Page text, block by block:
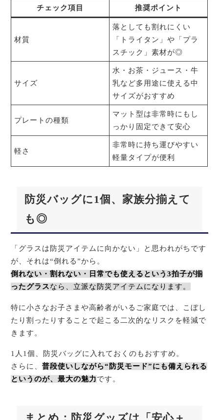
チェック項目 推奨ポイント
材質
落としても割れにくい
「トライタン」や「プラ
スチック」素材が◎
サイズ
水・お茶・ジュース・牛
乳など多用途に使える中
サイズがおすすめ
プレートの種類
マット型は非常時にもし
っかり固定できて安心
軽さ
非常時に持ち運びやすい
軽量タイプが便利
防災バッグに1個、家族分揃えて
も◎
「グラスは防災アイテムに向かない」と思われがちです
が、それは“倒れる”から。
倒れない・割れない・日常でも使えるという3拍子が揃
ったグラスなら、立派な防災アイテムになります。
特に小さなお子さまや高齢者がいるご家庭では、こぼし
たり割ったりすることで起こる二次的なリスクを軽減で
きます。
1人1個、防災バッグに入れておくのもおすすめ。
さらに、普段使いしながら“防災モード”にも備えられる
というのが、最大の魅力です。